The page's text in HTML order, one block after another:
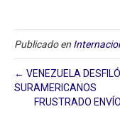
Publicado en
← VENEZUELA
SURAMERICANOS
FRUSTRADO